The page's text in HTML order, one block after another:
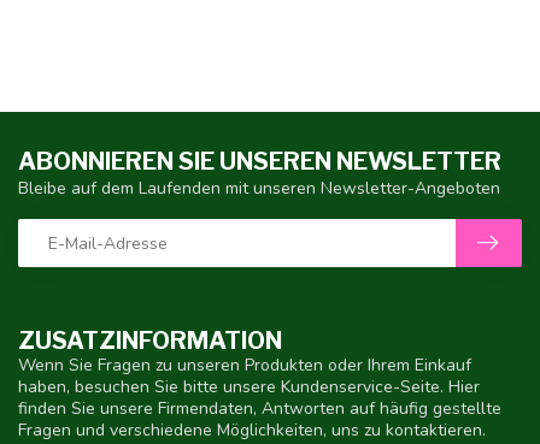
ZUSATZINFORMATION
Wenn Sie Fragen zu unseren Produkten oder Ihrem Einkauf
haben, besuchen Sie bitte unsere Kundenservice-Seite. Hier
finden Sie unsere Firmendaten, Antworten auf häufig gestellte
Fragen und verschiedene Möglichkeiten, uns zu kontaktieren.
ABONNIEREN SIE UNSEREN NEWSLETTER
Bleibe auf dem Laufenden mit unseren Newsletter-Angeboten